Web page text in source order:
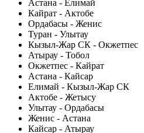
Астана - Елимай
Кайрат - Актобе
Ордабасы - Женис
Туран - Улытау
Кызыл-Жар СК - Окжетпес
Атырау - Тобол
Окжетпес - Кайрат
Астана - Кайсар
Елимай - Кызыл-Жар СК
Актобе - Жетысу
Улытау - Ордабасы
Женис - Астана
Кайсар - Атырау